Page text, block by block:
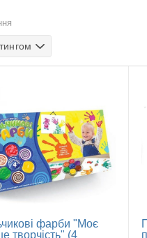
фарби "Моє
творчість" (4